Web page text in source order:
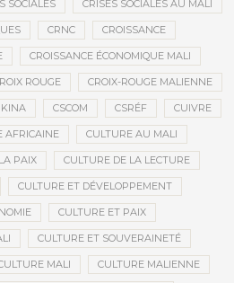
SOCIALES CRISES SOCIALES AU MALI
CRNC CROISSANCE
CROISSANCE ÉCONOMIQUE MALI
ROUGE CROIX-ROUGE MALIENNE
CSCOM CSRÉF CUIVRE
AFRICAINE CULTURE AU MALI
PAIX CULTURE DE LA LECTURE
CULTURE ET DÉVELOPPEMENT
CULTURE ET PAIX
CULTURE ET SOUVERAINETÉ
MALI CULTURE MALIENNE